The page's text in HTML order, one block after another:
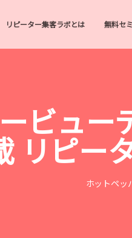
リピーター集客ラボとは 無料セ
ビュー
リピー
ホットペッ